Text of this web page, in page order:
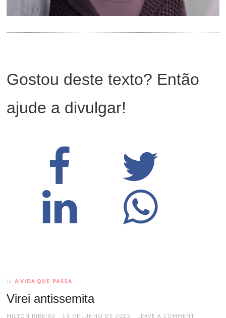
Gostou deste texto? Então
ajude a divulgar!
In A VIDA QUE PASSA
Virei antissemita
AUTHOR
MILTON RIBEIRO POSTED
19 DE JUNHO DE 2025 LEAVE A COMMENT